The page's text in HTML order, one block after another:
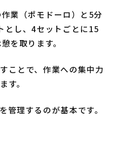
業（ポモドーロ）と5分
とし、4セットごとに15
を取ります。
ことで、作業への集中力
す。
管理するのが基本です。